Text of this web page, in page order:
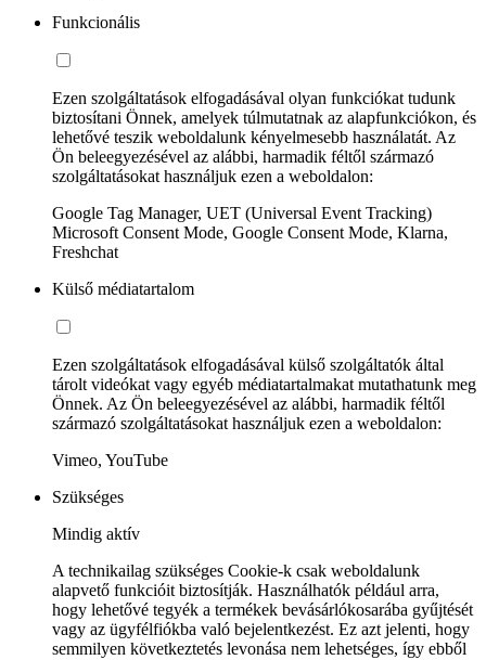
Funkcionális
Ezen szolgáltatások elfogadásával olyan funkciókat tudunk
biztosítani Önnek, amelyek túlmutatnak az alapfunkciókon, és
lehetővé teszik weboldalunk kényelmesebb használatát. Az
Ön beleegyezésével az alábbi, harmadik féltől származó
szolgáltatásokat használjuk ezen a weboldalon:
Google Tag Manager, UET (Universal Event Tracking)
Microsoft Consent Mode, Google Consent Mode, Klarna,
Freshchat
Külső médiatartalom
Ezen szolgáltatások elfogadásával külső szolgáltatók által
tárolt videókat vagy egyéb médiatartalmakat mutathatunk meg
Önnek. Az Ön beleegyezésével az alábbi, harmadik féltől
származó szolgáltatásokat használjuk ezen a weboldalon:
Vimeo, YouTube
Szükséges
Mindig aktív
A technikailag szükséges Cookie-k csak weboldalunk
alapvető funkcióit biztosítják. Használhatók például arra,
hogy lehetővé tegyék a termékek bevásárlókosarába gyűjtését
vagy az ügyfélfiókba való bejelentkezést. Ez azt jelenti, hogy
semmilyen következtetés levonása nem lehetséges, így ebből